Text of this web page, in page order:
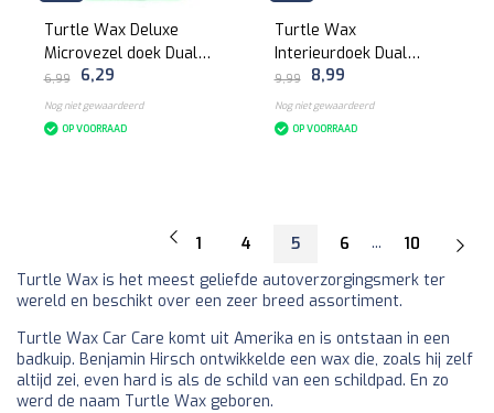
Turtle Wax Deluxe
Microvezel doek Dual
Action
6,99 6,29
Nog niet gewaardeerd
OP VOORRAAD
Turtle Wax
Interieurdoek Dual
Action
9,99 8,99
Nog niet gewaardeerd
OP VOORRAAD
1 4 5 6 ...
10
Turtle Wax is het meest geliefde autoverzorgingsmerk ter
wereld en beschikt over een zeer breed assortiment.
Turtle Wax Car Care komt uit Amerika en is ontstaan in een
badkuip. Benjamin Hirsch ontwikkelde een wax die, zoals hij zelf
altijd zei, even hard is als de schild van een schildpad. En zo
werd de naam Turtle Wax geboren.